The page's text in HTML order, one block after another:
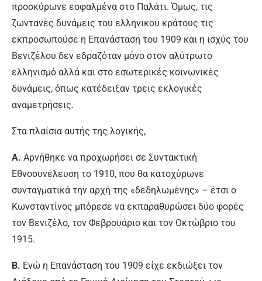
προσκύρωνε εσφαλμένα στο Παλάτι. Όμως, τις
ζωντανές δυνάμεις του ελληνικού κράτους τις
εκπροσωπούσε η Επανάσταση του 1909 και η ισχύς του
Βενιζέλου δεν εδραζόταν μόνο στον αλύτρωτο
ελληνισμό αλλά και στο εσωτερικές κοινωνικές
δυνάμεις, όπως κατέδειξαν τρεις εκλογικές
αναμετρήσεις.
Στα πλαίσια αυτής της λογικής,
Α. Αρνήθηκε να προχωρήσει σε Συντακτική
Εθνοσυνέλευση το 1910, που θα κατοχύρωνε
συνταγματικά την αρχή της «δεδηλωμένης» – έτσι ο
Κωνσταντίνος μπόρεσε να εκπαραθυρώσει δύο φορές
τον Βενιζέλο, τον Φεβρουάριο και τον Οκτώβριο του
1915.
Β. Ενώ η Επανάσταση του 1909 είχε εκδιώξει τον